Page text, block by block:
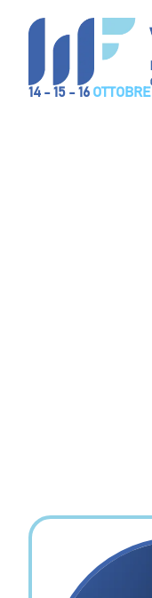
14 - 15 - 16 OTTOBRE